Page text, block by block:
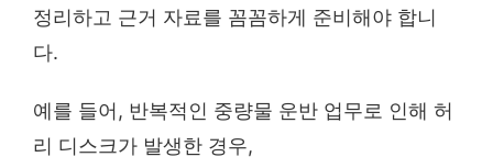
정리하고 근거 자료를 꼼꼼하게 준비해야 합니
다.
예를 들어, 반복적인 중량물 운반 업무로 인해 허
리 디스크가 발생한 경우,